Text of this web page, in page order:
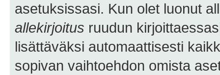
asetuksissasi. Kun olet luonut
allekirjoitus ruudun
lisättäväksi automaattisesti
sopivan vaihtoehdon omista